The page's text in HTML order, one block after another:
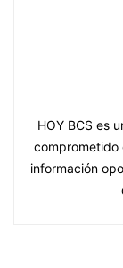
HOY BCS es
comprometido
información